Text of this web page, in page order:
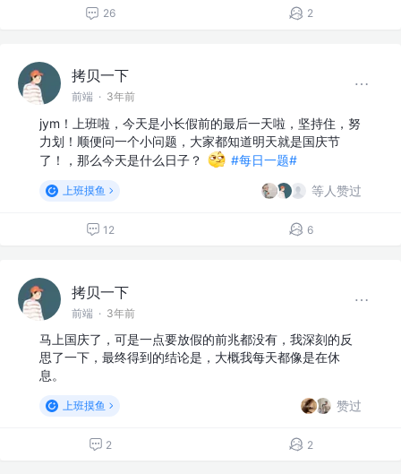
26 2
拷贝一下
前端 · 3年前
jym！上班啦，今天是小长假前的最后一天啦，坚持住，努
力划！顺便问一个小问题，大家都知道明天就是国庆节
了！，那么今天是什么日子？
#每日一题#
上班摸鱼 等人赞过
12 6
拷贝一下
前端 · 3年前
马上国庆了，可是一点要放假的前兆都没有，我深刻的反
思了一下，最终得到的结论是，大概我每天都像是在休
息。
上班摸鱼 赞过
2 2